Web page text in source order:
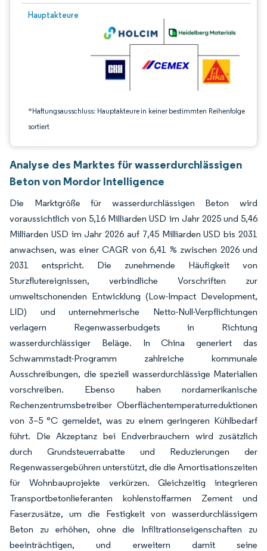
Hauptakteure
*Haftungsausschluss: Hauptakteure in keiner bestimmten Reihenfolge
sortiert
Bild © Mordor Intelligence. Wiederverwendung erfordert Namensnennung
Analyse des Marktes für wasserdurchlässigen
Beton von Mordor Intelligence
Die Marktgröße für wasserdurchlässigen Beton wird
voraussichtlich von 5,16 Milliarden USD im Jahr 2025 und 5,46
Milliarden USD im Jahr 2026 auf 7,45 Milliarden USD bis 2031
anwachsen, was einer CAGR von 6,41 % zwischen 2026 und
2031 entspricht. Die zunehmende Häufigkeit von
Sturzflutereignissen, verbindliche Vorschriften zur
umweltschonenden Entwicklung (Low-Impact Development,
LID) und unternehmerische Netto-Null-Verpflichtungen
verlagern Regenwasserbudgets in Richtung
wasserdurchlässiger Beläge. In China generiert das
Schwammstadt-Programm zahlreiche kommunale
Ausschreibungen, die speziell wasserdurchlässige Materialien
vorschreiben. Ebenso haben nordamerikanische
Rechenzentrumsbetreiber Oberflächentemperaturreduktionen
von 3–5 °C gemeldet, was zu einem geringeren Kühlbedarf
führt. Die Akzeptanz bei Endverbrauchern wird zusätzlich
durch Grundsteuerrabatte und Reduzierungen der
Regenwassergebühren unterstützt, die die Amortisationszeiten
für Wohnbauprojekte verkürzen. Gleichzeitig integrieren
Transportbetonlieferanten kohlenstoffarmen Zement und
Faserzusätze, um die Festigkeit von wasserdurchlässigem
Beton zu erhöhen, ohne die Infiltrationseigenschaften zu
beeinträchtigen, und erweitern damit seine